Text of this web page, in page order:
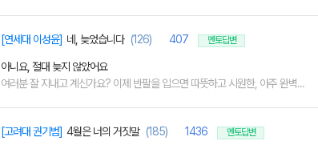
[연세대 이성윤] 네, 늦었습니다 (126) 407 멘토답변
아니요, 절대 늦지 않았어요
여러분 잘 지내고 계신가요? 이제 반팔을 입으면 따뜻하고 시원한, 아주 완벽...
[고려대 권기범] 4월은 너의 거짓말 (185) 1436 멘토답변